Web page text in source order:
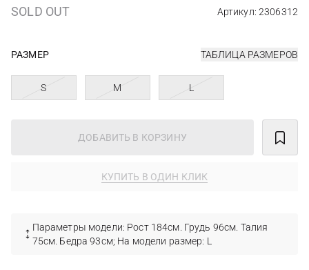
SOLD OUT Артикул: 2306312
РАЗМЕР ТАБЛИЦА РАЗМЕРОВ
S M L
ДОБАВИТЬ В КОРЗИНУ
КУПИТЬ В ОДИН КЛИК
Параметры модели: Рост 184см. Грудь 96см. Талия
75см. Бедра 93см; На модели размер: L